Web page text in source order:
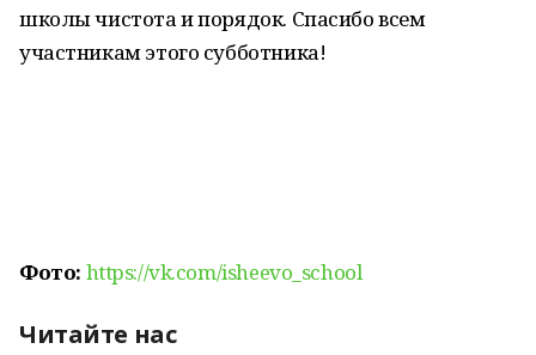
школы чистота и порядок. Спасибо всем
участникам этого субботника!
Фото: https://vk.com/isheevo_school
Читайте нас